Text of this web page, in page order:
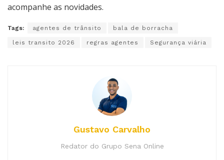
acompanhe as novidades.
Tags: agentes de trânsito bala de borracha
leis transito 2026 regras agentes Segurança viária
Gustavo Carvalho
Redator do Grupo Sena Online